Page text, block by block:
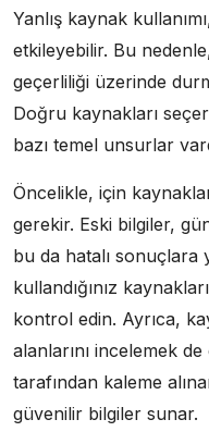
Yanlış kaynak
etkileyebilir. Bu
geçerliliği üzerinde
Doğru kaynakları
bazı temel unsurlar
Öncelikle, için
gerekir. Eski bilgiler,
bu da hatalı sonuçlara
kullandığınız
kontrol edin. Ayrıca,
alanlarını incelemek
tarafından kaleme
güvenilir bilgiler sunar.